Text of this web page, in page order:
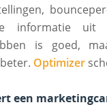
informatie uit
is goed,
Optimizer
een